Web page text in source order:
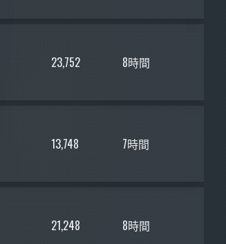
23,752 8時間
13,748 7時間
21,248 8時間